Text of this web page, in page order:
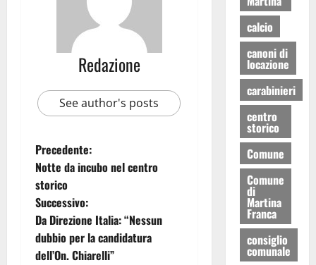
Redazione
See author's posts
Precedente:
Notte da incubo nel centro
storico
Successivo:
Da Direzione Italia: “Nessun
dubbio per la candidatura
dell’On. Chiarelli”
calcio
canoni di
locazione
carabinieri
centro
storico
Comune
Comune
di
Martina
Franca
consiglio
comunale